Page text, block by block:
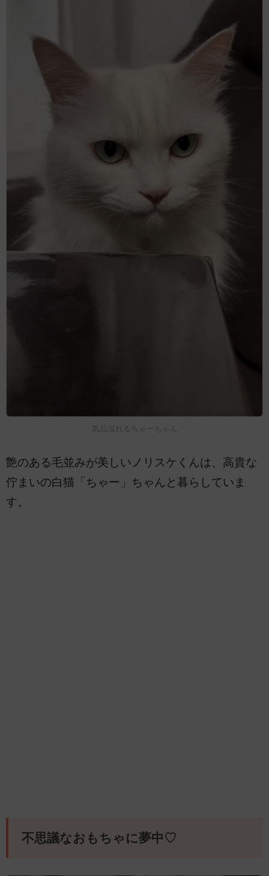
気品溢れるちゃーちゃん
艶のある毛並みが美しいノリスケくんは、高貴な
佇まいの白猫「ちゃー」ちゃんと暮らしていま
す。
不思議なおもちゃに夢中♡